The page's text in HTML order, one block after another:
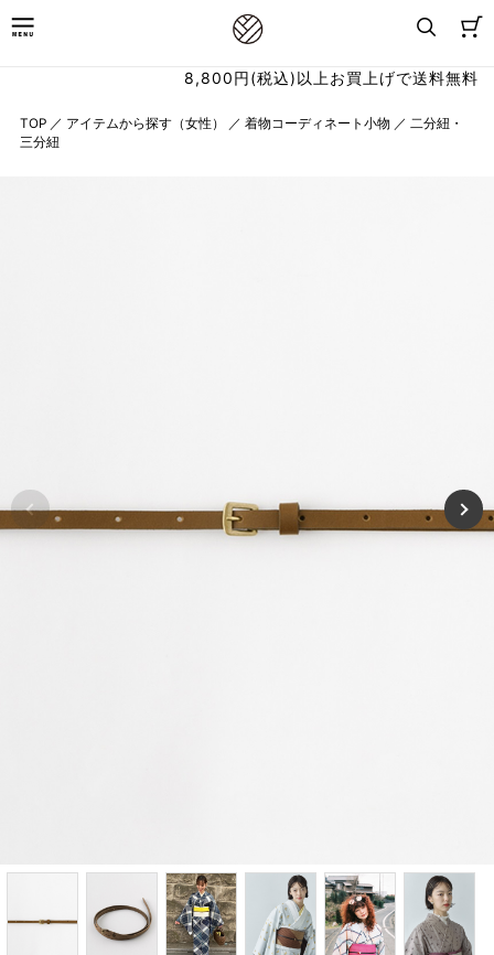
8,800円(税込)以上お買上げで送料無料
TOP ／ アイテムから探す（女性） ／ 着物コーディネート小物 ／ 二分紐・
三分紐